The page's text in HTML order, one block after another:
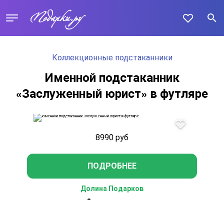
Коллекционные подстаканники
Именной подстаканник
«Заслуженный юрист» в футляре
8990 руб
ПОДРОБНЕЕ
Долина Подарков